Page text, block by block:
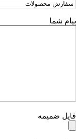
پیام شما
فایل ضمیمه